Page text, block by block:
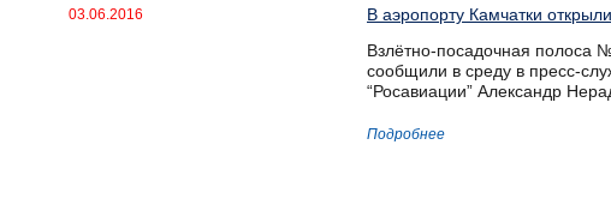
03.06.2016
В аэропорту Камчатки
Взлётно-посадочная полоса
сообщили в среду в пресс-
“Росавиации” Александр
Подробнее